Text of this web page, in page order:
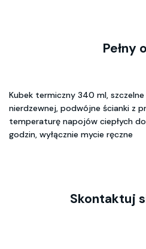
Pełny
Kubek termiczny 340 ml,
nierdzewnej, podwójne ścianki z
temperaturę napojów ciepłych
godzin, wyłącznie mycie ręczne
Skontaktuj